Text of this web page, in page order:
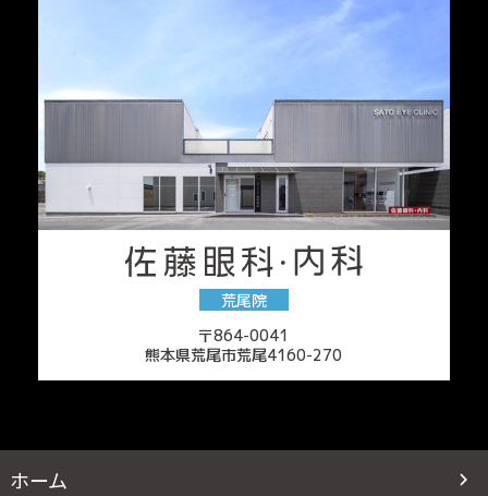
荒尾院
〒864-0041
熊本県荒尾市荒尾4160-270
ホーム